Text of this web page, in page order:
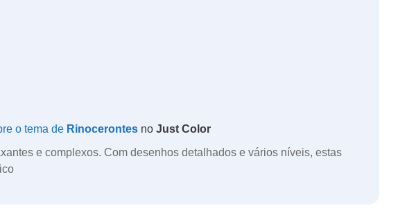
o tema de Rinocerontesno Just Color
e complexos. Com desenhos detalhados e vários níveis, estas